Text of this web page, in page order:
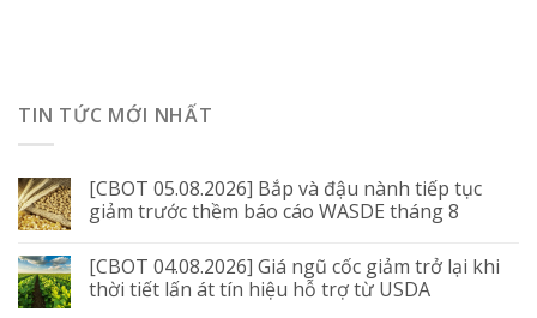
TIN TỨC MỚI NHẤT
[CBOT 05.08.2026] Bắp và đậu nành tiếp tục
giảm trước thềm báo cáo WASDE tháng 8
[CBOT 04.08.2026] Giá ngũ cốc giảm trở lại khi
thời tiết lấn át tín hiệu hỗ trợ từ USDA